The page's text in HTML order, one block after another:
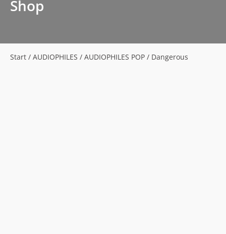
Shop
Start / AUDIOPHILES / AUDIOPHILES POP / Dangerous